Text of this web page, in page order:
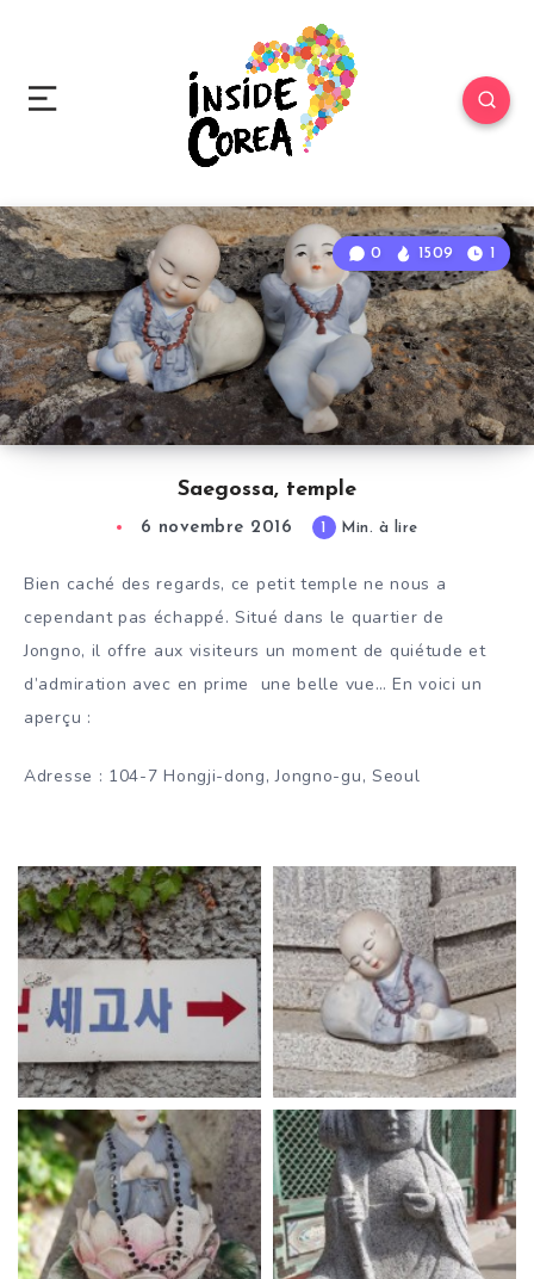
Saegossa, temple
0 1509 1
6 novembre 2016 1 Min. à lire
Bien caché des regards, ce petit temple ne nous a
cependant pas échappé. Situé dans le quartier de
Jongno, il offre aux visiteurs un moment de quiétude et
d’admiration avec en prime une belle vue… En voici un
aperçu :
Adresse : 104-7 Hongji-dong, Jongno-gu, Seoul